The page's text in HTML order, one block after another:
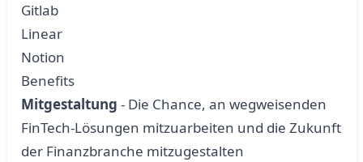
Gitlab
Linear
Notion
Benefits
Mitgestaltung - Die Chance, an wegweisenden
FinTech-Lösungen mitzuarbeiten und die Zukunft
der Finanzbranche mitzugestalten